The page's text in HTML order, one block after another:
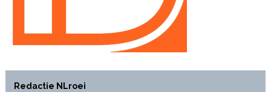
Redactie NLroei